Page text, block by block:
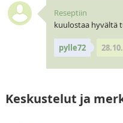
Reseptiin
kuulostaa hyvältä
pylle72
Keskustelut ja